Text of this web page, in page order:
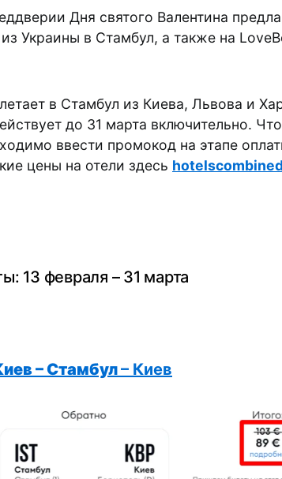
Дня святого Валентина
Украины в Стамбул, а также на
в Стамбул из Киева, Львова и
до 31 марта включительно.
ввести промокод на этапе
цены на отели здесь
13 февраля – 31 марта
– Стамбул– Киев